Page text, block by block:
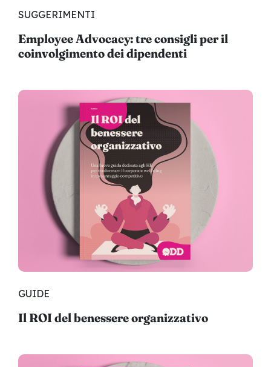
SUGGERIMENTI
Employee Advocacy: tre consigli per il
coinvolgimento dei dipendenti
GUIDE
Il ROI del benessere organizzativo